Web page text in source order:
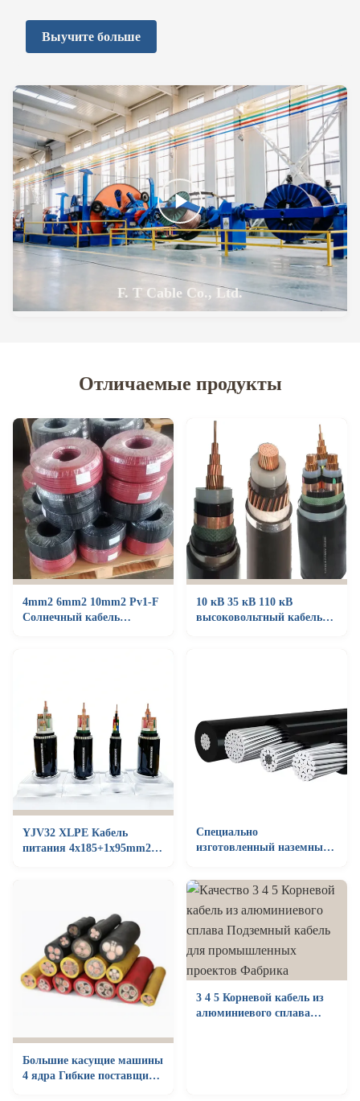
торговлю.фотоэлектрические кабели, XLPE
изолированные кабели и воздушные кабели,
строительства электросетей, промышленного
электроснабжения и глобальной инфраструктуры.Все
изделия соответствуют международным стандартам и
региональным правилам сертификации.
Выучите больше
F. T Cable Co., Ltd.
Отличаемые продукты
4mm2 6mm2 10mm2 Pv1-F
Солнечный кабель
10 кВ 35 кВ 110 кВ
высоковольтный кабель
YJV32 XLPE Кабель
питания 4x185+1x95mm2
Специально
изготовленный наземный
алюминиевый проводник
воздушный кабель с
изоляцией Xlpe
Большие касущие машины
4 ядра Гибкие поставщики
3 4 5 Корневой кабель из
алюминиевого сплава